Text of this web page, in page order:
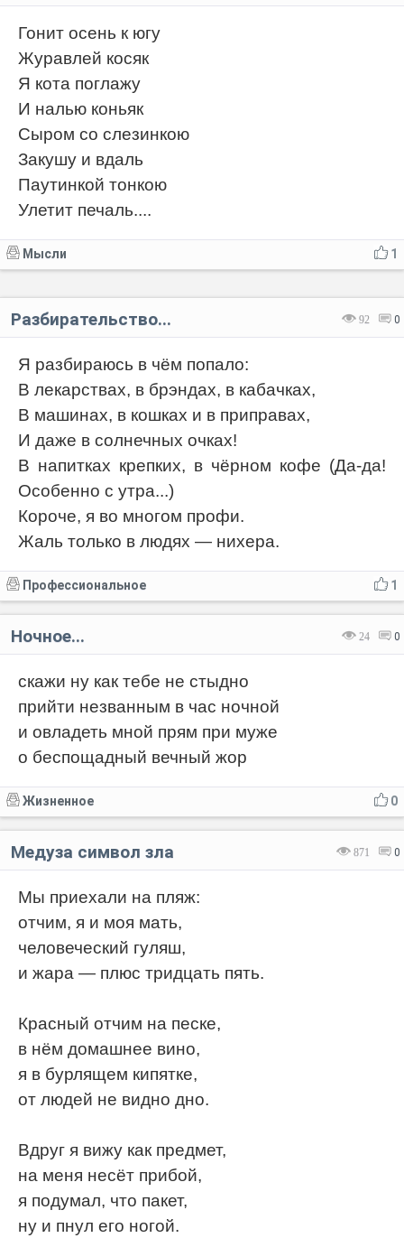
Гонит осень к югу
Журавлей косяк
Я кота поглажу
И налью коньяк
Сыром со слезинкою
Закушу и вдаль
Паутинкой тонкою
Улетит печаль....
1
Мысли
92 0
Разбирательство...
Я разбираюсь в чём попало:
В лекарствах, в брэндах, в кабачках,
В машинах, в кошках и в приправах,
И даже в солнечных очках!
В напитках крепких, в чёрном кофе (Да-да!
Особенно с утра...)
Короче, я во многом профи.
Жаль только в людях — нихера.
1
Профессиональное
24 0
Ночное...
скажи ну как тебе не стыдно
прийти незванным в час ночной
и овладеть мной прям при муже
о беспощадный вечный жор
0
Жизненное
871 0
Медуза символ зла
Мы приехали на пляж:
отчим, я и моя мать,
человеческий гуляш,
и жара — плюс тридцать пять.
Красный отчим на песке,
в нём домашнее вино,
я в бурлящем кипятке,
от людей не видно дно.
Вдруг я вижу как предмет,
на меня несёт прибой,
я подумал, что пакет,
ну и пнул его ногой.